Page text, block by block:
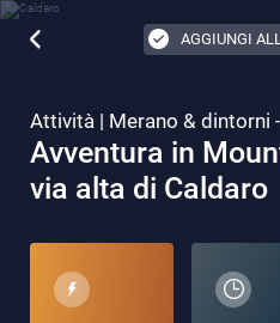
AGGIUNGI
Attività | Merano & dintorni
Avventura in
via alta di Caldaro